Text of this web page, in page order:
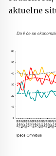
aktuelne